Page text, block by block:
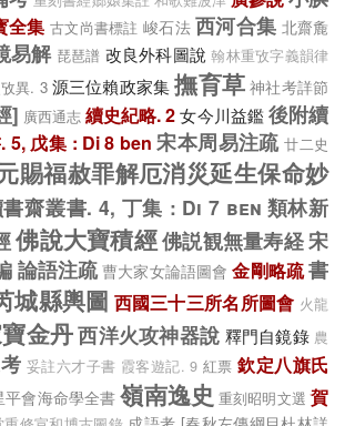
全集 古文尚書標註 峻石法 西河合集 北齋麁
易解 琵琶譜 改良外科圖說 翰林重攷字義韻律
異. 3 源三位賴政家集 撫育草 神社考詳節
] 廣西通志 續史紀略. 2 女今川益鑑後附續
5, 戊集 : Di 8 ben 宋本周易注疏 廿二史
賜福赦罪解厄消災延生保命妙
齋叢書. 4, 丁集 : Di 7 ben 類林新
佛說大寶積經佛説観無量寿経宋
論語注疏 曹大家女論語圖會 金剛略疏書
城縣輿圖 西國三十三所名所圖會 火龍
金丹西洋火攻神器說 釋門自鏡錄 農
妥註六才子書 霞客遊記. 9 紅票 欽定八旗氏
平會海命學全書 嶺南逸史 重刻昭明文選 賀